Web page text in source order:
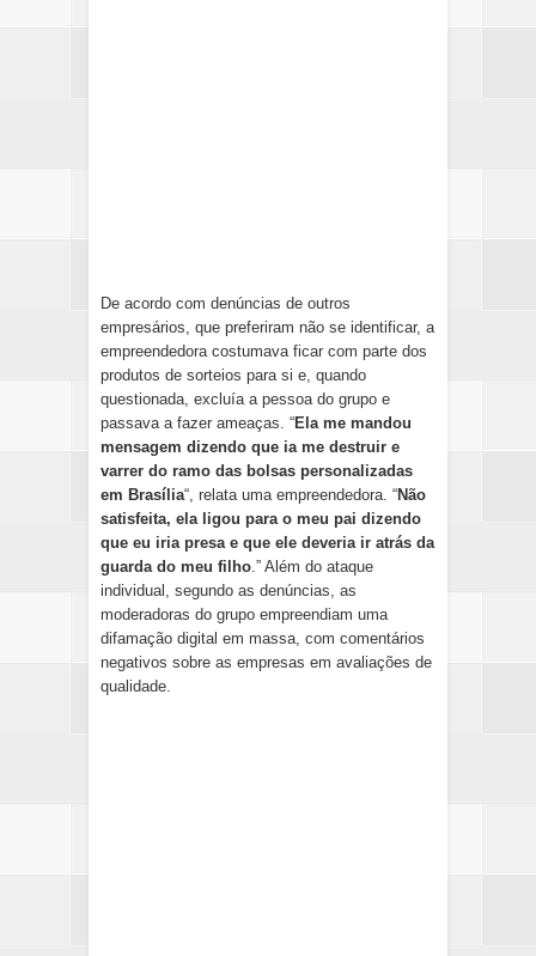
De acordo com denúncias de outros
empresários, que preferiram não se identificar, a
empreendedora costumava ficar com parte dos
produtos de sorteios para si e, quando
questionada, excluía a pessoa do grupo e
passava a fazer ameaças. “Ela me mandou
mensagem dizendo que ia me destruir e
varrer do ramo das bolsas personalizadas
em Brasília“, relata uma empreendedora. “Não
satisfeita, ela ligou para o meu pai dizendo
que eu iria presa e que ele deveria ir atrás da
guarda do meu filho.” Além do ataque
individual, segundo as denúncias, as
moderadoras do grupo empreendiam uma
difamação digital em massa, com comentários
negativos sobre as empresas em avaliações de
qualidade.